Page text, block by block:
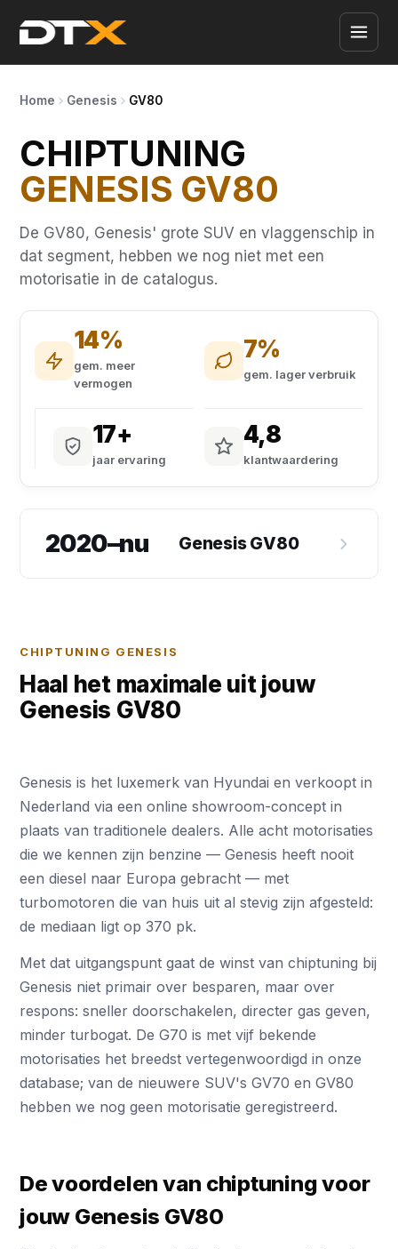
Home Genesis GV80
CHIPTUNING
GENESIS GV80
De GV80, Genesis' grote SUV en vlaggenschip in
dat segment, hebben we nog niet met een
motorisatie in de catalogus.
14%
gem. meer
vermogen
7%
gem. lager verbruik
17+
jaar ervaring
4,8
klantwaardering
2020–nu Genesis GV80
CHIPTUNING GENESIS
Haal het maximale uit jouw
Genesis GV80
Genesis is het luxemerk van Hyundai en verkoopt in
Nederland via een online showroom-concept in
plaats van traditionele dealers. Alle acht motorisaties
die we kennen zijn benzine — Genesis heeft nooit
een diesel naar Europa gebracht — met
turbomotoren die van huis uit al stevig zijn afgesteld:
de mediaan ligt op 370 pk.
Met dat uitgangspunt gaat de winst van chiptuning bij
Genesis niet primair over besparen, maar over
respons: sneller doorschakelen, directer gas geven,
minder turbogat. De G70 is met vijf bekende
motorisaties het breedst vertegenwoordigd in onze
database; van de nieuwere SUV's GV70 en GV80
hebben we nog geen motorisatie geregistreerd.
De voordelen van chiptuning voor
jouw Genesis GV80